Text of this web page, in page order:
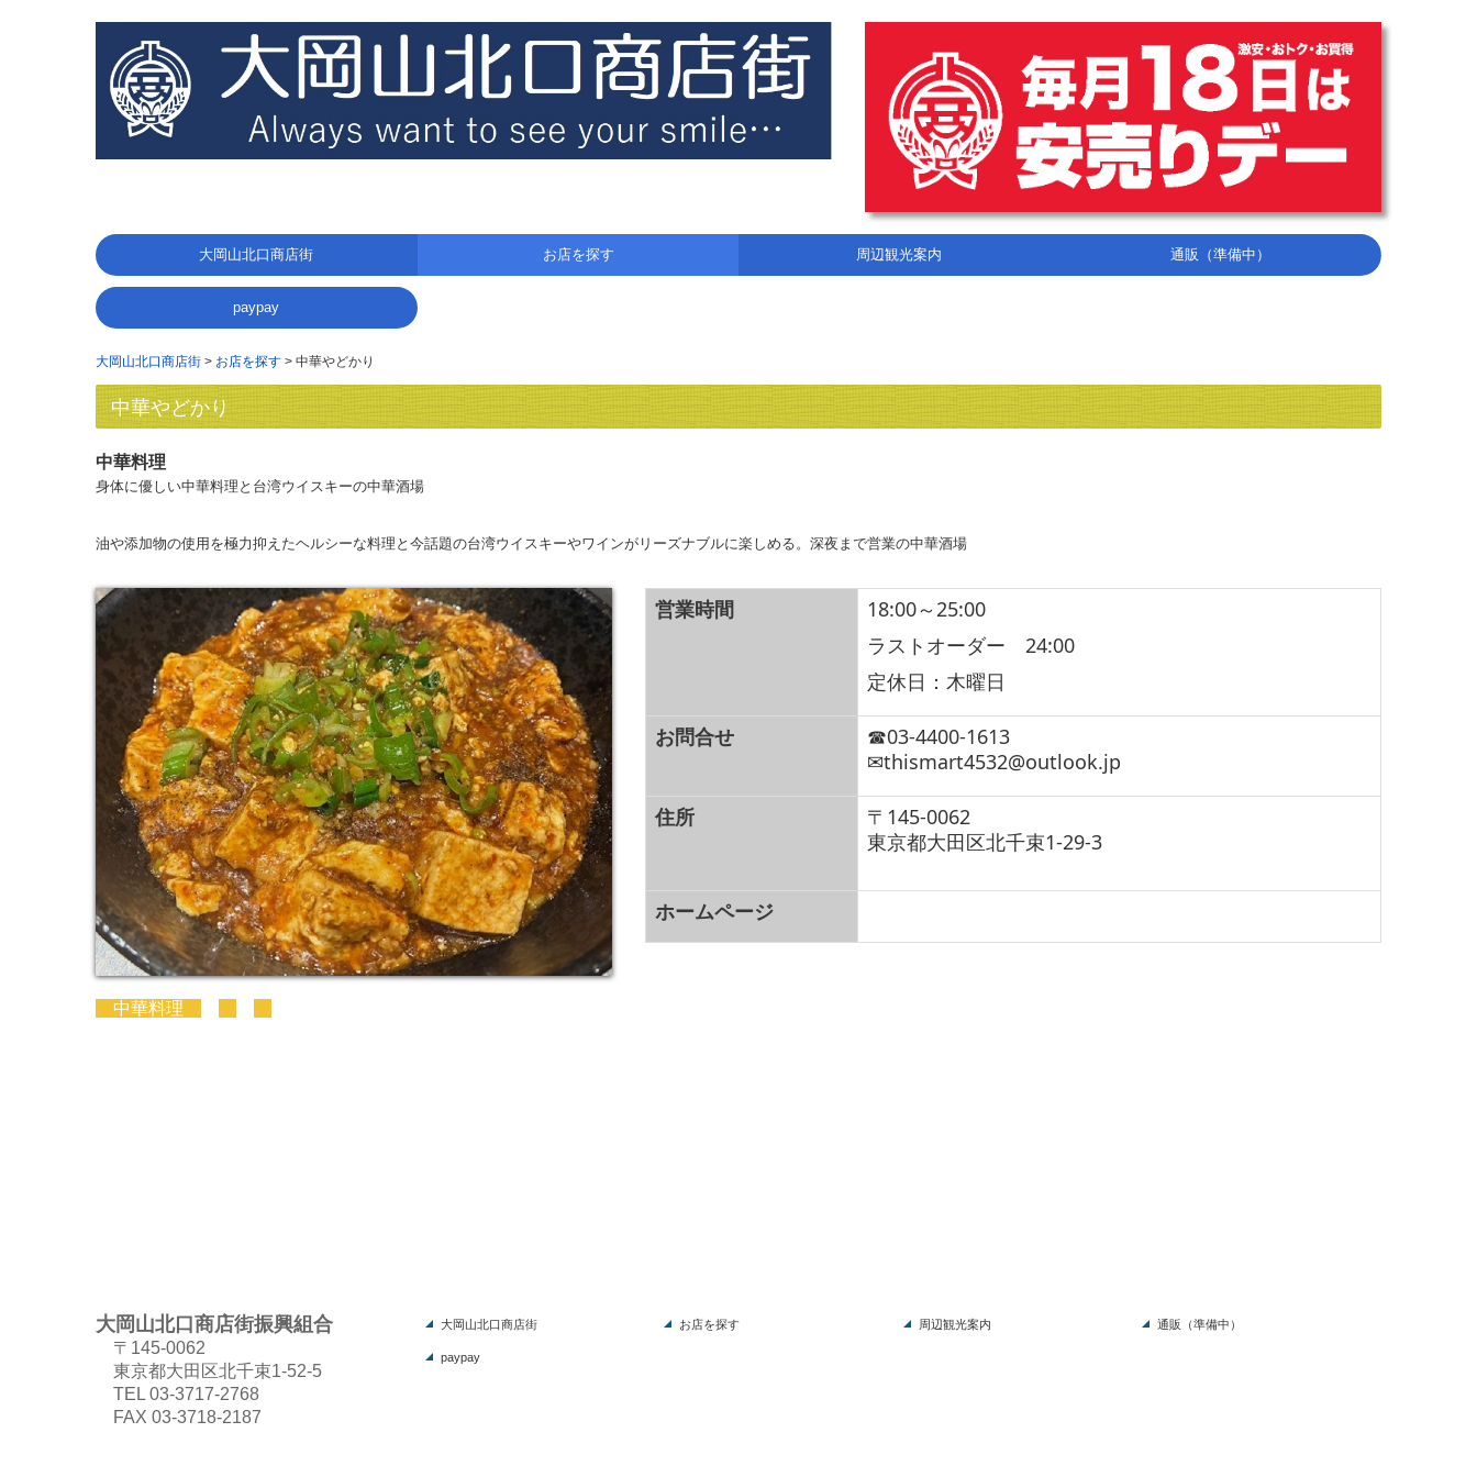
大岡山北口商店街 お店を探す 周辺観光案内 通販（準備中）
paypay
大岡山北口商店街 お店を探す 中華やどかり
中華やどかり
中華料理
身体に優しい中華料理と 台湾ウイスキーの中華酒場
油や添加物の使用を極力抑えたヘルシーな料理と今話題の台湾ウイスキーやワインがリーズナブルに楽しめる。深夜まで営業の中華酒場
中華料理
営業時間
18:00～25:00
ラストオーダー 24:00
定休日：木曜日
お問合せ
☎03-4400-1613
✉thismart4532@outlook.jp
住所
〒145-0062
東京都大田区北千束1-29-3
ホームページ
大岡山北口商店街振興組合
〒145-0062
東京都大田区北千束1-52-5
TEL 03-3717-2768
FAX 03-3718-2187
大岡山北口商店街 お店を探す 周辺観光案内 通販（準備中）
paypay